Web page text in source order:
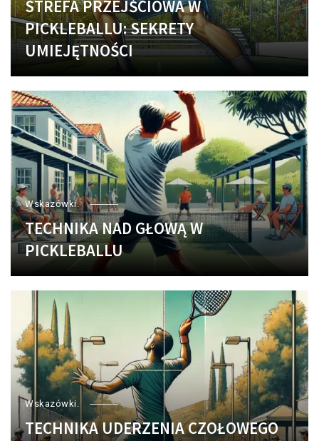
STREFA PRZEJŚCIOWA W
PICKLEBALLU: SEKRETY
UMIEJĘTNOŚCI
Wskazówki.
TECHNIKA NAD GŁOWĄ W
PICKLEBALLU
Wskazówki.
TECHNIKA UDERZENIA CZOŁOWEGO